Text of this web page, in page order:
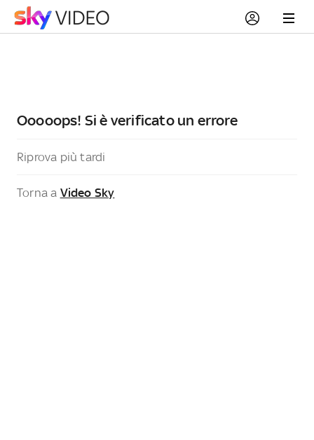
Ooooops! Si è verificato un errore
Riprova più tardi
Torna a Video Sky